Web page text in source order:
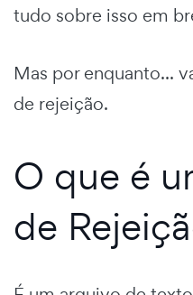
tudo sobre isso em
Mas por enquanto...
de rejeição.
O que é
de